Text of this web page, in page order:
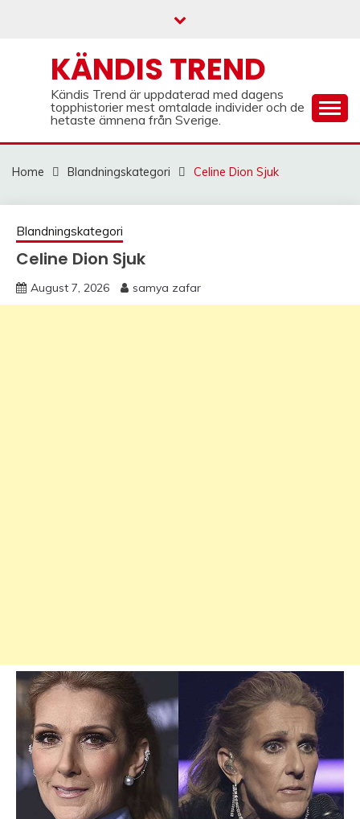
KÄNDIS TREND
Kändis Trend är uppdaterad med dagens
topphistorier mest omtalade individer och de
hetaste ämnena från Sverige.
Home Blandningskategori Celine Dion Sjuk
Blandningskategori
Celine Dion Sjuk
August 7, 2026 samya zafar